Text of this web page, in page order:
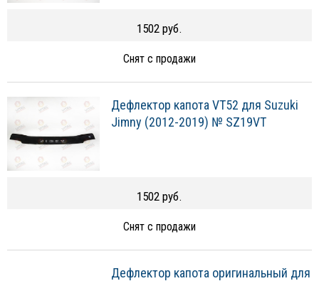
1502 руб.
Снят с продажи
Дефлектор капота VT52 для Suzuki
Jimny (2012-2019) № SZ19VT
1502 руб.
Снят с продажи
Дефлектор капота оригинальный для